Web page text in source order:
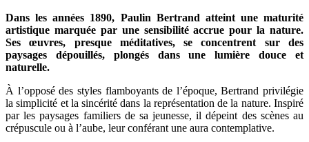
Dans les années 1890, Paulin Bertrand atteint une maturité
artistique marquée par une sensibilité accrue pour la nature.
Ses œuvres, presque méditatives, se concentrent sur des
paysages dépouillés, plongés dans une lumière douce et
naturelle.
À l’opposé des styles flamboyants de l’époque, Bertrand privilégie
la simplicité et la sincérité dans la représentation de la nature. Inspiré
par les paysages familiers de sa jeunesse, il dépeint des scènes au
crépuscule ou à l’aube, leur conférant une aura contemplative.